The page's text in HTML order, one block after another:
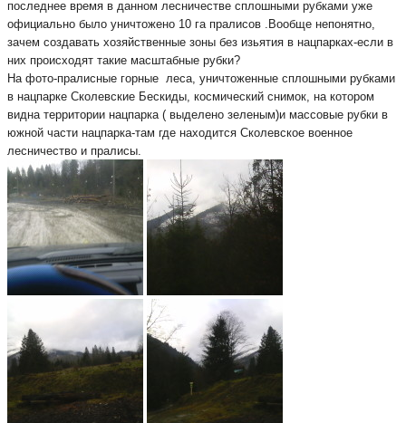
последнее время в данном лесничестве сплошными рубками уже
официально было уничтожено 10 га пралисов .Вообще непонятно,
зачем создавать хозяйственные зоны без изьятия в нацпарках-если в
них происходят такие масштабные рубки?
На фото-пралисные горные леса, уничтоженные сплошными рубками
в нацпарке Сколевские Бескиды, космический снимок, на котором
видна территории нацпарка ( выделено зеленым)и массовые рубки в
южной части нацпарка-там где находится Сколевское военное
лесничество и пралисы.